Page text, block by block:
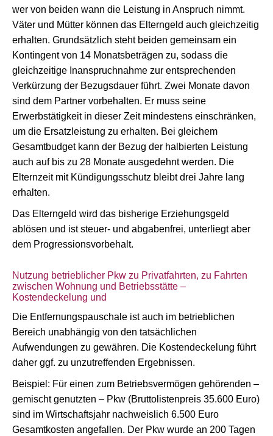
wer von beiden wann die Leistung in Anspruch nimmt.
Väter und Mütter können das Elterngeld auch gleichzeitig
erhalten. Grundsätzlich steht beiden gemeinsam ein
Kontingent von 14 Monatsbeträgen zu, sodass die
gleichzeitige Inanspruchnahme zur entsprechenden
Verkürzung der Bezugsdauer führt. Zwei Monate davon
sind dem Partner vorbehalten. Er muss seine
Erwerbstätigkeit in dieser Zeit mindestens einschränken,
um die Ersatzleistung zu erhalten. Bei gleichem
Gesamtbudget kann der Bezug der halbierten Leistung
auch auf bis zu 28 Monate ausgedehnt werden. Die
Elternzeit mit Kündigungsschutz bleibt drei Jahre lang
erhalten.
Das Elterngeld wird das bisherige Erziehungsgeld
ablösen und ist steuer- und abgabenfrei, unterliegt aber
dem Progressionsvorbehalt.
Nutzung betrieblicher Pkw zu Privatfahrten, zu Fahrten
zwischen Wohnung und Betriebsstätte –
Kostendeckelung und
Die Entfernungspauschale ist auch im betrieblichen
Bereich unabhängig von den tatsächlichen
Aufwendungen zu gewähren. Die Kostendeckelung führt
daher ggf. zu unzutreffenden Ergebnissen.
Beispiel: Für einen zum Betriebsvermögen gehörenden –
gemischt genutzten – Pkw (Bruttolistenpreis 35.600 Euro)
sind im Wirtschaftsjahr nachweislich 6.500 Euro
Gesamtkosten angefallen. Der Pkw wurde an 200 Tagen